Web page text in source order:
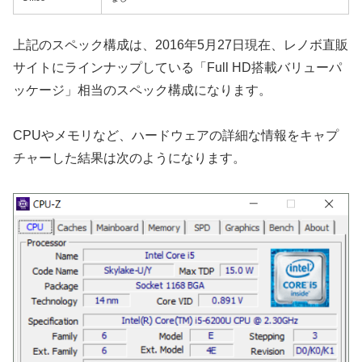
上記のスペック構成は、2016年5月27日現在、レノボ直販
サイトにラインナップしている「Full HD搭載バリューパ
ッケージ」相当のスペック構成になります。
CPUやメモリなど、ハードウェアの詳細な情報をキャプ
チャーした結果は次のようになります。